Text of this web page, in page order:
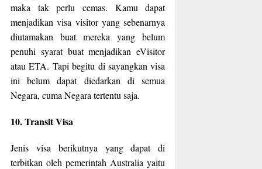
maka tak perlu cemas. Kamu dapat
menjadikan visa visitor yang sebenarnya
diutamakan buat mereka yang belum
penuhi syarat buat menjadikan eVisitor
atau ETA. Tapi begitu di sayangkan visa
ini belum dapat diedarkan di semua
Negara, cuma Negara tertentu saja.
10. Transit Visa
Jenis visa berikutnya yang dapat di
terbitkan oleh pemerintah Australia yaitu